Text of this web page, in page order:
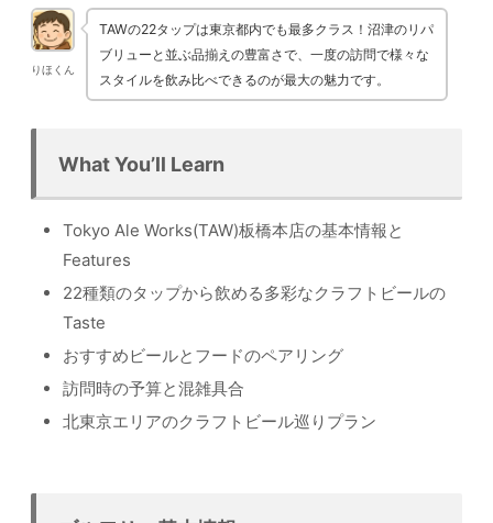
りほくん
TAWの22タップは東京都内でも最多クラス！沼津のリパ
ブリューと並ぶ品揃えの豊富さで、一度の訪問で様々な
スタイルを飲み比べできるのが最大の魅力です。
What You’ll Learn
Tokyo Ale Works(TAW)板橋本店の基本情報と
Features
22種類のタップから飲める多彩なクラフトビールの
Taste
おすすめビールとフードのペアリング
訪問時の予算と混雑具合
北東京エリアのクラフトビール巡りプラン